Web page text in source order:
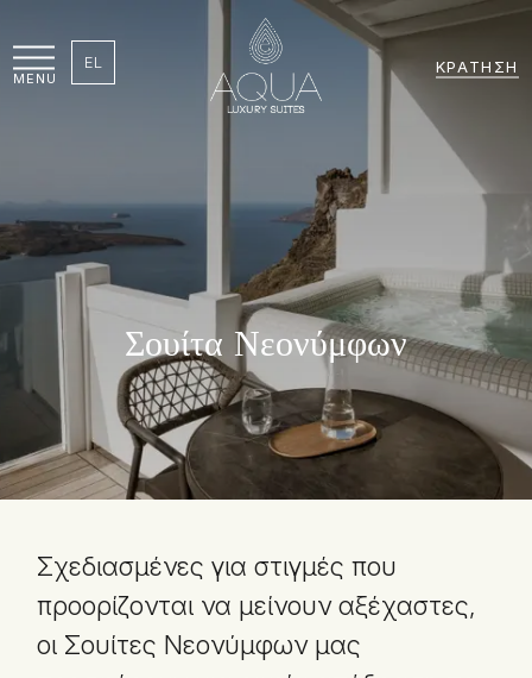
EL ΚΡΆΤΗΣΗ
MENU
Σουίτα Νεονύμφων
Σχεδιασμένες για στιγμές που
προορίζονται να μείνουν αξέχαστες,
οι Σουίτες Νεονύμφων μας